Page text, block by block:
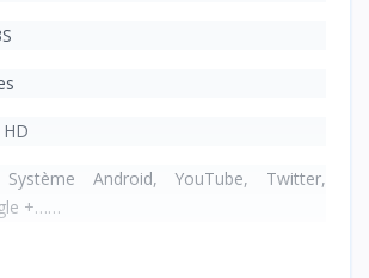
Android, YouTube, Twitter,
+……